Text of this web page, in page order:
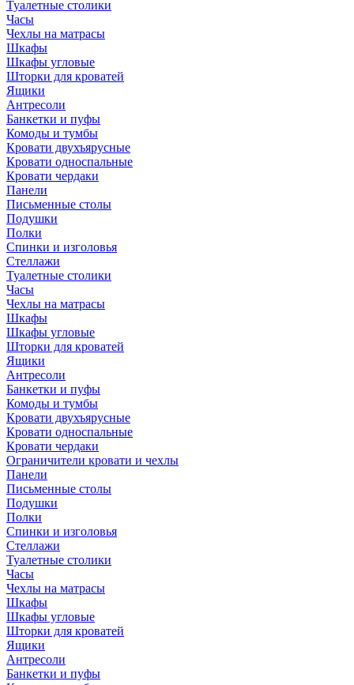
Туалетные столики
Часы
Чехлы на матрасы
Шкафы
Шкафы угловые
Шторки для кроватей
Ящики
Антресоли
Банкетки и пуфы
Комоды и тумбы
Кровати двухъярусные
Кровати односпальные
Кровати чердаки
Панели
Письменные столы
Подушки
Полки
Спинки и изголовья
Стеллажи
Туалетные столики
Часы
Чехлы на матрасы
Шкафы
Шкафы угловые
Шторки для кроватей
Ящики
Антресоли
Банкетки и пуфы
Комоды и тумбы
Кровати двухъярусные
Кровати односпальные
Кровати чердаки
Ограничители кровати и чехлы
Панели
Письменные столы
Подушки
Полки
Спинки и изголовья
Стеллажи
Туалетные столики
Часы
Чехлы на матрасы
Шкафы
Шкафы угловые
Шторки для кроватей
Ящики
Антресоли
Банкетки и пуфы